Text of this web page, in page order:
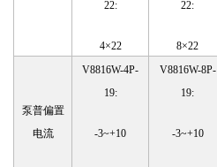
22:
4×22
22:
8×22
泵普偏置
电流
V8816W-4P-
19:
-3~+10
V8816W-8P-
19:
-3~+10